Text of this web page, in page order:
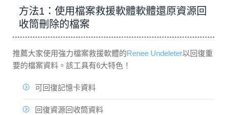
方法1：使用檔案救援軟體軟體還原資源回
收筒刪除的檔案
推薦大家使用強力檔案救援軟體的Renee Undeleter以回復重
要的檔案資料。該工具有6大特色！
可回復記憶卡資料
回復資源回收筒資料